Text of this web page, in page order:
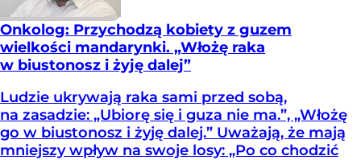
Onkolog: Przychodzą kobiety z guzem
wielkości mandarynki. „Włożę raka
w biustonosz i żyję dalej”
Ludzie ukrywają raka sami przed sobą,
na zasadzie: „Ubiorę się i guza nie ma.”, „Włożę
go w biustonosz i żyję dalej.” Uważają, że mają
mniejszy wpływ na swoje losy: „Po co chodzić